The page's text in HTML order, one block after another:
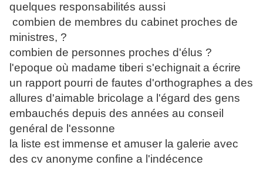
quelques responsabilités aussi
combien de membres du cabinet proches de
ministres, ?
combien de personnes proches d'élus ?
l'epoque où madame tiberi s'echignait a écrire
un rapport pourri de fautes d'orthographes a des
allures d'aimable bricolage a l'égard des gens
embauchés depuis des années au conseil
genéral de l'essonne
la liste est immense et amuser la galerie avec
des cv anonyme confine a l'indécence